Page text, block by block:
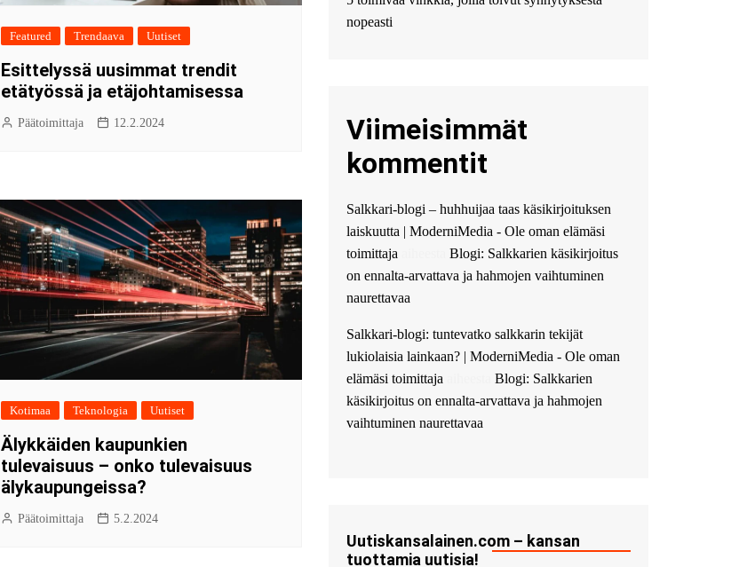
Featured Trendaava Uutiset
Esittelyssä uusimmat trendit
etätyössä ja etäjohtamisessa
Päätoimittaja 12.2.2024
Kotimaa Teknologia Uutiset
Älykkäiden kaupunkien
tulevaisuus – onko tulevaisuus
älykaupungeissa?
Päätoimittaja 5.2.2024
высокоприбыльные
guest_5115 :hello
You’ve successfully installed
nopeasti
Viimeisimmät
kommentit
Salkkari-blogi – huhhuijaa taas käsikirjoituksen
laiskuutta | ModerniMedia - Ole oman elämäsi
toimittaja
Blogi: Salkkarien käsikirjoitus
on ennalta-arvattava ja hahmojen vaihtuminen
naurettavaa
Salkkari-blogi: tuntevatko salkkarin tekijät
lukiolaisia lainkaan? | ModerniMedia - Ole oman
elämäsi toimittaja
Blogi: Salkkarien
käsikirjoitus on ennalta-arvattava ja hahmojen
vaihtuminen naurettavaa
Uutiskansalainen.com – kansan
tuottamia uutisia!